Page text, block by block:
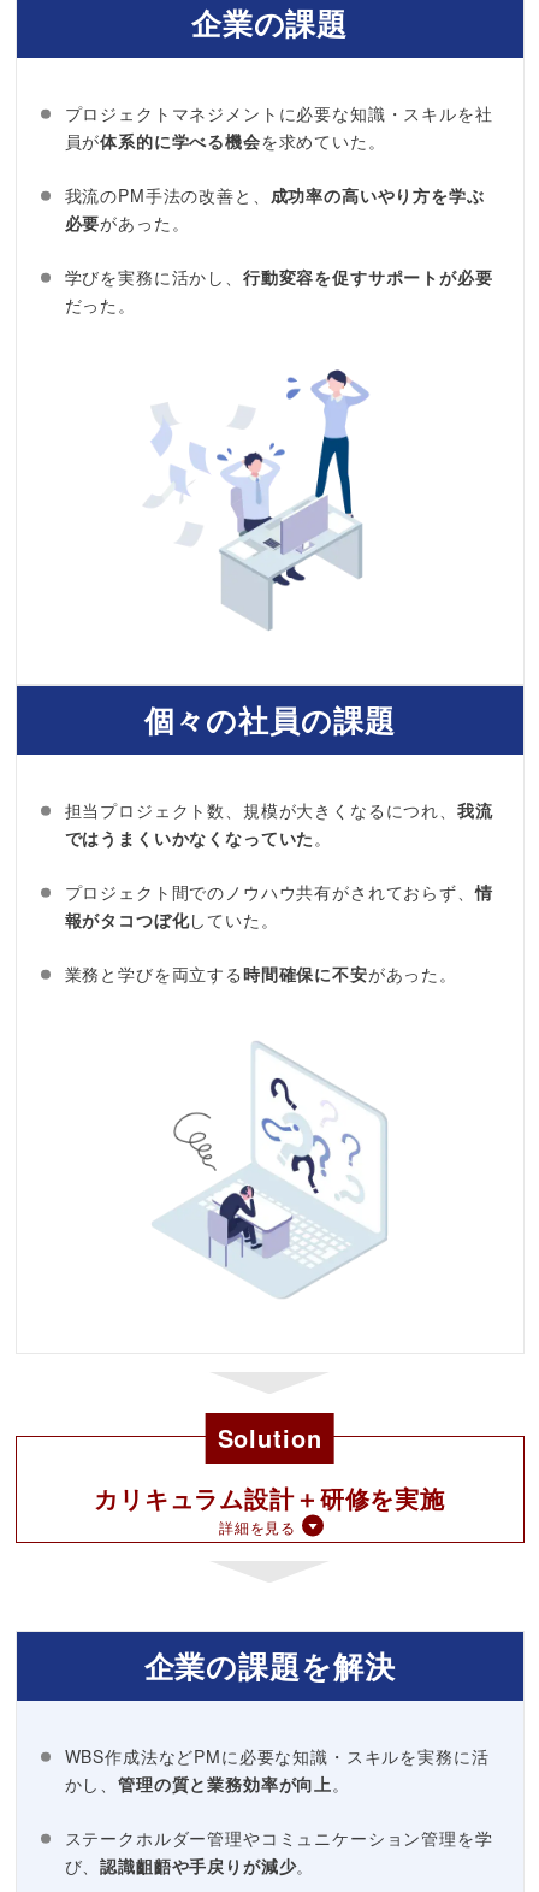
企業の課題
プロジェクトマネジメントに必要な知識・スキルを社
員が体系的に学べる機会を求めていた。
我流のPM手法の改善と、 成功率の高いやり方を学ぶ
必要があった。
学びを実務に活かし、 行動変容を促すサポートが必要
だった。
個々の社員の課題
担当プロジェクト数、規模が大きくなるにつれ、 我流
ではうまくいかなくなっていた。
プロジェクト間でのノウハウ共有がされておらず、情
報がタコつぼ化していた。
業務と学びを両立する時間確保に不安があった。
Solution
カリキュラム設計＋研修を実施
詳細を見る
企業の課題を解決
WBS作成法などPMに必要な知識・スキルを実務に活
かし、管理の質と業務効率が向上 。
ステークホルダー管理やコミュニケーション管理を学
び、認識齟齬や手戻りが減少。